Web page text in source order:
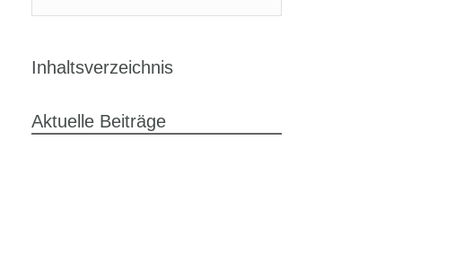
Inhaltsverzeichnis
Aktuelle Beiträge